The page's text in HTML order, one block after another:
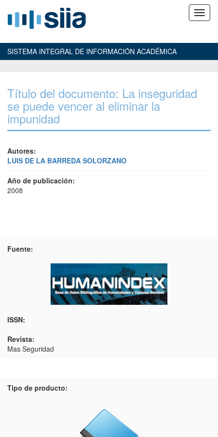
SISTEMA INTEGRAL DE INFORMACIÓN ACADÉMICA
Título del documento: La inseguridad
se puede vencer al eliminar la
impunidad
Autores:
LUIS DE LA BARREDA SOLORZANO
Año de publicación:
2008
Fuente:
ISSN:
Revista:
Mas Seguridad
Tipo de producto: